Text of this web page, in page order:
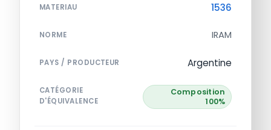
MATERIAU 1536
NORME IRAM
PAYS / PRODUCTEUR Argentine
CATÉGORIE
D'ÉQUIVALENCE
Composition
100%